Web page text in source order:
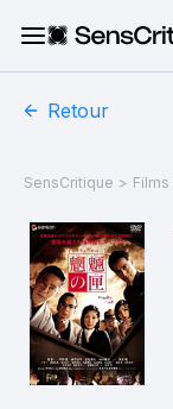
Retour
SensCritique > Films